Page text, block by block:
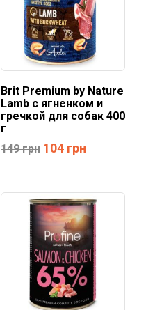
Brit Premium by Nature
Lamb с ягненком и
гречкой для собак 400
г
149грн 104 грн